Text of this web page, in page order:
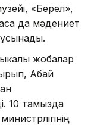
«Берел»,
да мәдениет
ұсынады.
жобалар
Абай
10 тамызда